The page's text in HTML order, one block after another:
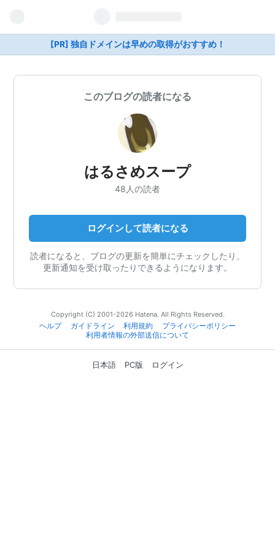
[PR] 独自ドメインは早めの取得がおすすめ！
このブログの読者になる
はるさめスープ
48人の読者
ログインして読者になる
読者になると、ブログの更新を簡単にチェックしたり、
更新通知を受け取ったりできるようになります。
Copyright (C) 2001-2026 Hatena. All Rights Reserved.
ヘルプ
ガイドライン 利用規約
プライバシーポリシー
利用者情報の外部送信について
日本語 PC版 ログイン